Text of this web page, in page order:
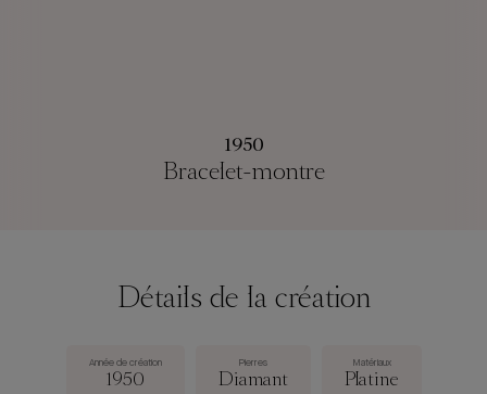
1950
Bracelet-montre
Détails de la création
Année de création
1950
Pierres
Diamant
Matériaux
Platine